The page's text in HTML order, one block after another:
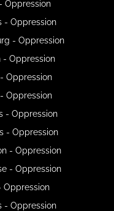
Oppression
- Oppression
- Oppression
- Oppression
Oppression
Oppression
- Oppression
- Oppression
- Oppression
- Oppression
Oppression
- Oppression